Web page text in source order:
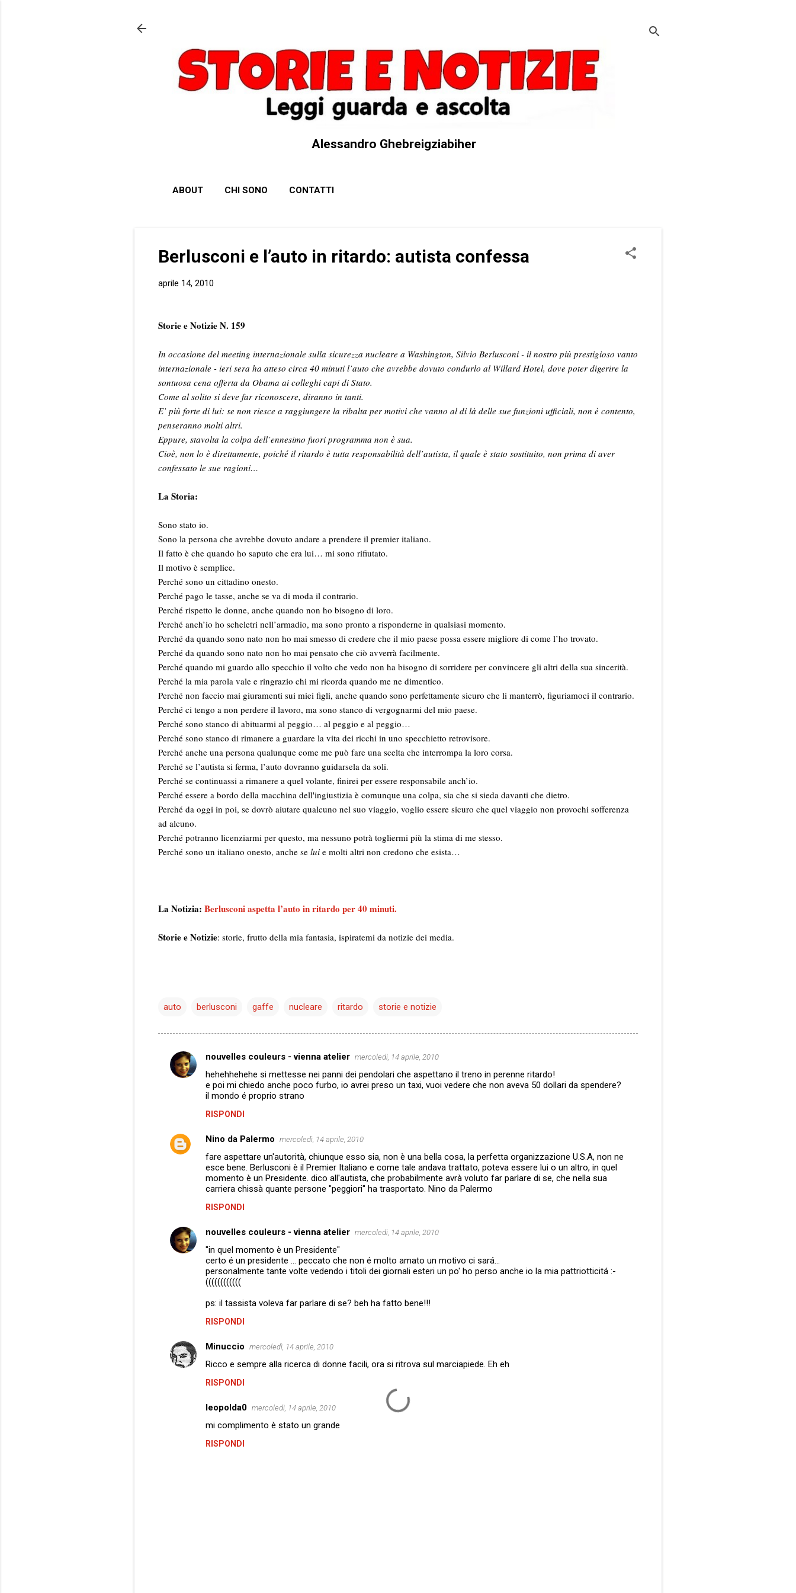
Alessandro Ghebreigziabiher
ABOUT CHI SONO CONTATTI
Berlusconi e l’auto in ritardo: autista confessa
aprile 14, 2010
Storie e Notizie N. 159
In occasione del meeting internazionale sulla sicurezza nucleare a Washington, Silvio Berlusconi - il nostro più prestigioso vanto
internazionale - ieri sera ha atteso circa 40 minuti l’auto che avrebbe dovuto condurlo al Willard Hotel, dove poter digerire la
sontuosa cena offerta da Obama ai colleghi capi di Stato.
Come al solito si deve far riconoscere, diranno in tanti.
E’ più forte di lui: se non riesce a raggiungere la ribalta per motivi che vanno al di là delle sue funzioni ufficiali, non è contento,
penseranno molti altri.
Eppure, stavolta la colpa dell’ennesimo fuori programma non è sua.
Cioè, non lo è direttamente, poiché il ritardo è tutta responsabilità dell’autista, il quale è stato sostituito, non prima di aver
confessato le sue ragioni…
La Storia:
Sono stato io.
Sono la persona che avrebbe dovuto andare a prendere il premier italiano.
Il fatto è che quando ho saputo che era lui… mi sono rifiutato.
Il motivo è semplice.
Perché sono un cittadino onesto.
Perché pago le tasse, anche se va di moda il contrario.
Perché rispetto le donne, anche quando non ho bisogno di loro.
Perché anch’io ho scheletri nell’armadio, ma sono pronto a risponderne in qualsiasi momento.
Perché da quando sono nato non ho mai smesso di credere che il mio paese possa essere migliore di come l’ho trovato.
Perché da quando sono nato non ho mai pensato che ciò avverrà facilmente.
Perché quando mi guardo allo specchio il volto che vedo non ha bisogno di sorridere per convincere gli altri della sua sincerità.
Perché la mia parola vale e ringrazio chi mi ricorda quando me ne dimentico.
Perché non faccio mai giuramenti sui miei figli, anche quando sono perfettamente sicuro che li manterrò, figuriamoci il contrario.
Perché ci tengo a non perdere il lavoro, ma sono stanco di vergognarmi del mio paese.
Perché sono stanco di abituarmi al peggio… al peggio e al peggio…
Perché sono stanco di rimanere a guardare la vita dei ricchi in uno specchietto retrovisore.
Perché anche una persona qualunque come me può fare una scelta che interrompa la loro corsa.
Perché se l’autista si ferma, l’auto dovranno guidarsela da soli.
Perché se continuassi a rimanere a quel volante, finirei per essere responsabile anch’io.
Perché essere a bordo della macchina dell'ingiustizia è comunque una colpa, sia che si sieda davanti che dietro.
Perché da oggi in poi, se dovrò aiutare qualcuno nel suo viaggio, voglio essere sicuro che quel viaggio non provochi sofferenza
ad alcuno.
Perché potranno licenziarmi per questo, ma nessuno potrà togliermi più la stima di me stesso.
Perché sono un italiano onesto, anche se lui e molti altri non credono che esista…
La Notizia: Berlusconi aspetta l’auto in ritardo per 40 minuti.
Storie e Notizie: storie, frutto della mia fantasia, ispiratemi da notizie dei media.
auto berlusconi gaffe nucleare ritardo storie e notizie
C
o
n
nouvelles couleurs - vienna atelier mercoledì, 14 aprile, 2010
hehehhehehe si mettesse nei panni dei pendolari che aspettano il treno in perenne ritardo!
e poi mi chiedo anche poco furbo, io avrei preso un taxi, vuoi vedere che non aveva 50 dollari da spendere?
il mondo é proprio strano
RISPONDI
Nino da Palermo mercoledì, 14 aprile, 2010
fare aspettare un'autorità, chiunque esso sia, non è una bella cosa, la perfetta organizzazione U.S.A, non ne
esce bene. Berlusconi è il Premier Italiano e come tale andava trattato, poteva essere lui o un altro, in quel
momento è un Presidente. dico all'autista, che probabilmente avrà voluto far parlare di se, che nella sua
carriera chissà quante persone "peggiori" ha trasportato. Nino da Palermo
RISPONDI
nouvelles couleurs - vienna atelier mercoledì, 14 aprile, 2010
"in quel momento è un Presidente"
certo é un presidente ... peccato che non é molto amato un motivo ci sará...
personalmente tante volte vedendo i titoli dei giornali esteri un po' ho perso anche io la mia pattriotticitá :-
((((((((((((
ps: il tassista voleva far parlare di se? beh ha fatto bene!!!
RISPONDI
Minuccio mercoledì, 14 aprile, 2010
Ricco e sempre alla ricerca di donne facili, ora si ritrova sul marciapiede. Eh eh
RISPONDI
leopolda0 mercoledì, 14 aprile, 2010
mi complimento è stato un grande
RISPONDI